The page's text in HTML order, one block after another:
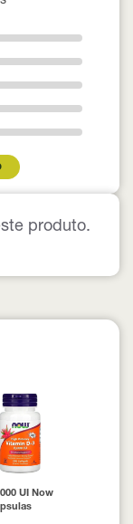
produto.
UI Now